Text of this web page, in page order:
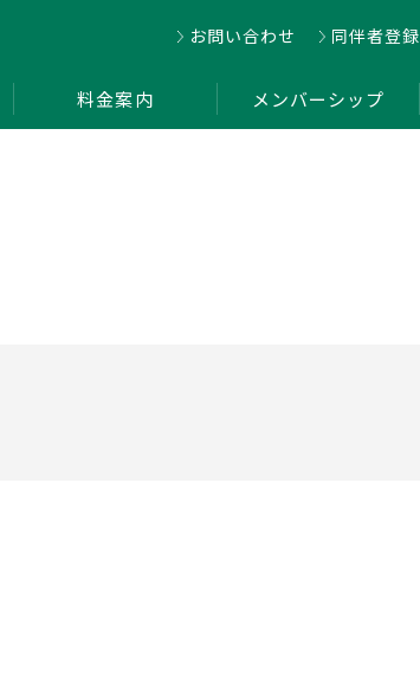
お問い合わせ 同伴者登録
料金案内 メンバーシップ